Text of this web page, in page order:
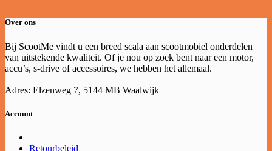
Over ons
Bij ScootMe vindt u een breed scala aan scootmobiel onderdelen
van uitstekende kwaliteit. Of je nou op zoek bent naar een motor,
accu’s, s-drive of accessoires, we hebben het allemaal.
Adres: Elzenweg 7, 5144 MB Waalwijk
Account
Retourbeleid